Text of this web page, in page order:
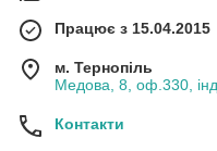
Працює з 15.04.2015
м. Тернопіль
Медова, 8, оф.330,
Контакти